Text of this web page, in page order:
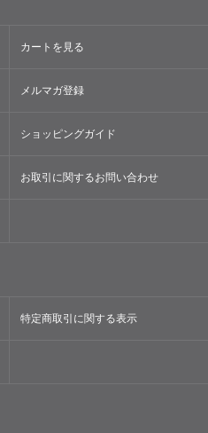
カートを見る
メルマガ登録
ショッピングガイド
お取引に関するお問い合わせ
特定商取引に関する表示